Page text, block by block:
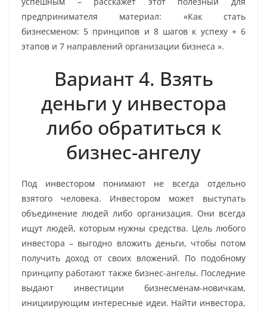
предпринимателя материал: «Как стать
бизнесменом: 5 принципов и 8 шагов к успеху + 6
этапов и 7 направлений организации бизнеса ».
Вариант 4. Взять
деньги у инвестора
либо обратиться к
бизнес-ангелу
Под инвестором понимают не всегда отдельно
взятого человека. Инвестором может выступать
объединение людей либо организация. Они всегда
ищут людей, которым нужны средства. Цель любого
инвестора – выгодно вложить деньги, чтобы потом
получить доход от своих вложений. По подобному
принципу работают также бизнес-ангелы. Последние
выдают инвестиции бизнесменам-новичкам,
инициирующим интересные идеи. Найти инвестора,